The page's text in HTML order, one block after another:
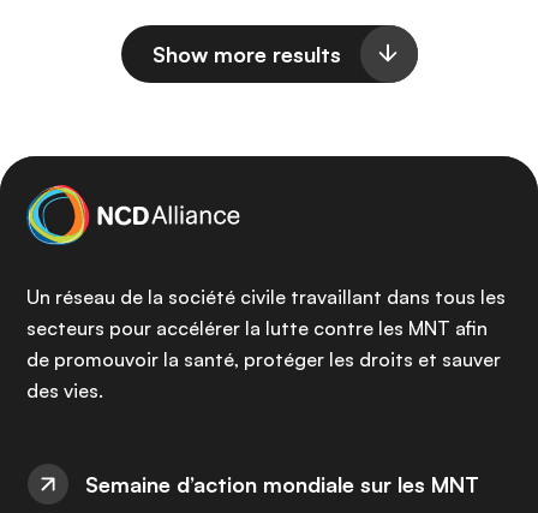
Show more results
Un réseau de la société civile travaillant dans tous les
secteurs pour accélérer la lutte contre les MNT afin
de promouvoir la santé, protéger les droits et sauver
des vies.
Semaine d’action mondiale sur les MNT